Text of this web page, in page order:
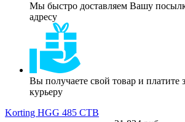
Мы быстро доставляем Вашу
адресу
Вы получаете свой товар и платите
курьеру
Korting HGG 485 CTB